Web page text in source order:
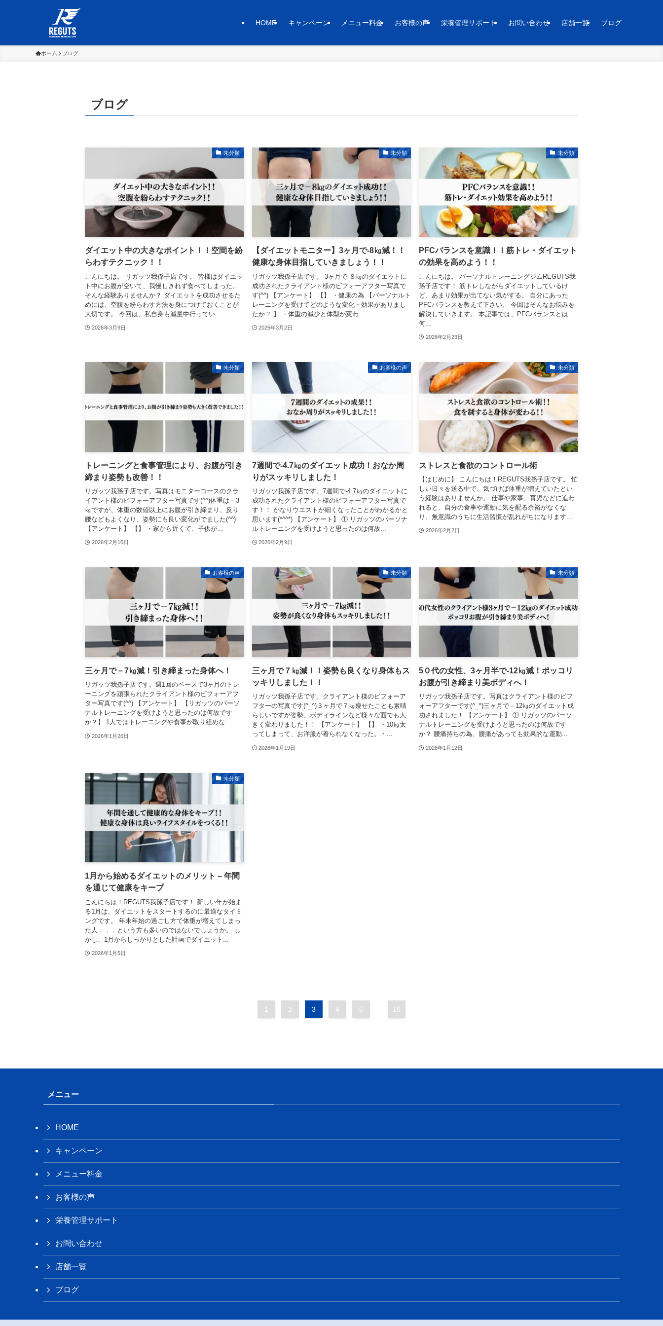
HOME キャンペーン メニュー料金 お客様の声 栄養管理サポート お問い合わせ 店舗一覧 ブログ
ホーム ブログ
ブログ
未分類
ダイエット中の大きなポイント！！空間を紛
らわすテクニック！！
こんにちは。 リガッツ我孫子店です。 皆様はダイエッ
ト中にお腹が空いて、我慢しきれず食べてしまった。
そんな経験ありませんか？ ダイエットを成功させるた
めには、空腹を紛らわす方法を身につけておくことが
大切です。 今回は、私自身も減量中行ってい...
2026年3月9日
未分類
【ダイエットモニター】3ヶ月で-8㎏減！！
健康な身体目指していきましょう！！
リガッツ我孫子店です。 3ヶ月で-８㎏のダイエットに
成功されたクライアント様のビフォーアフター写真で
す(^^) 【アンケート】 【】 ・健康の為 【パーソナルト
レーニングを受けてどのような変化・効果がありまし
たか？ 】 ・体重の減少と体型が変わ...
2026年3月2日
未分類
PFCバランスを意識！！筋トレ・ダイエット
の効果を高めよう！！
こんにちは。 パーソナルトレーニングジムREGUTS我
孫子店です！ 筋トレしながらダイエットしているけ
ど、あまり効果が出てない気がする。 自分にあった
PFCバランスを教えて下さい。 今回はそんなお悩みを
解決していきます。 本記事では、PFCバランスとは
何...
2026年2月23日
未分類
トレーニングと食事管理により、お腹が引き
締まり姿勢も改善！！
リガッツ我孫子店です。写真はモニターコースのクラ
イアント様のビフォーアフター写真です(^^)体重は－3
㎏ですが、体重の数値以上にお腹が引き締まり、反り
腰などもよくなり、姿勢にも良い変化がでました(^^)
【アンケート】 【】 ・家から近くて、子供が...
2026年2月16日
お客様の声
7週間で-4.7㎏のダイエット成功！おなか周
りがスッキリしました！
リガッツ我孫子店です。7週間で-4.7㎏のダイエットに
成功されたクライアント様のビフォーアフター写真で
す！！ かなりウエストが細くなったことがわかるかと
思います(*^^*) 【アンケート】 ① リガッツのパーソナ
ルトレーニングを受けようと思ったのは何故...
2026年2月9日
未分類
ストレスと食欲のコントロール術
【はじめに】 こんにちは！REGUTS我孫子店です。 忙
しい日々を送る中で、気づけば体重が増えていたとい
う経験はありませんか。 仕事や家事、育児などに追わ
れると、自分の食事や運動に気を配る余裕がなくな
り、無意識のうちに生活習慣が乱れがちになります...
2026年2月2日
お客様の声
三ヶ月で－7㎏減！引き締まった身体へ！
リガッツ我孫子店です。週1回のペースで3ヶ月のトレ
ーニングを頑張られたクライアント様のビフォーアフ
ター写真です(^^) 【アンケート】 【リガッツのパーソ
ナルトレーニングを受けようと思ったのは何故です
か？】 1人ではトレーニングや食事が取り組めな...
2026年1月26日
未分類
三ヶ月で７㎏減！！姿勢も良くなり身体もス
ッキリしました！！
リガッツ我孫子店です。クライアント様のビフォーア
フターの写真です(^_^)３ヶ月で７㎏瘦せたことも素晴
らしいですが姿勢、ボディラインなど様々な面でも大
きく変わりました！！ 【アンケート】 【】 ・10㎏太
ってしまって、お洋服が着られなくなった。・...
2026年1月19日
未分類
5０代の女性、3ヶ月半で-12㎏減！ポッコリ
お腹が引き締まり美ボディへ！
リガッツ我孫子店です。写真はクライアント様のビフ
ォーアフターです(^_^)三ヶ月で－12㎏のダイエット成
功されました！ 【アンケート】 ① リガッツのパーソ
ナルトレーニングを受けようと思ったのは何故です
か？ 腰痛持ちの為、腰痛があっても効果的な運動...
2026年1月12日
未分類
1月から始めるダイエットのメリット – 年間
を通じて健康をキープ
こんにちは！REGUTS我孫子店です！ 新しい年が始ま
る1月は、ダイエットをスタートするのに最適なタイミ
ングです。 年末年始の過ごし方で体重が増えてしまっ
た人．．．という方も多いのではないでしょうか。 し
かし、1月からしっかりとした計画でダイエット...
2026年1月5日
1 2 3 4 5 10
メニュー
HOME
キャンペーン
メニュー料金
お客様の声
栄養管理サポート
お問い合わせ
店舗一覧
ブログ